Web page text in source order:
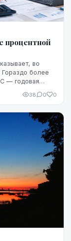
процентной
во
более
— годовая
38 0 0